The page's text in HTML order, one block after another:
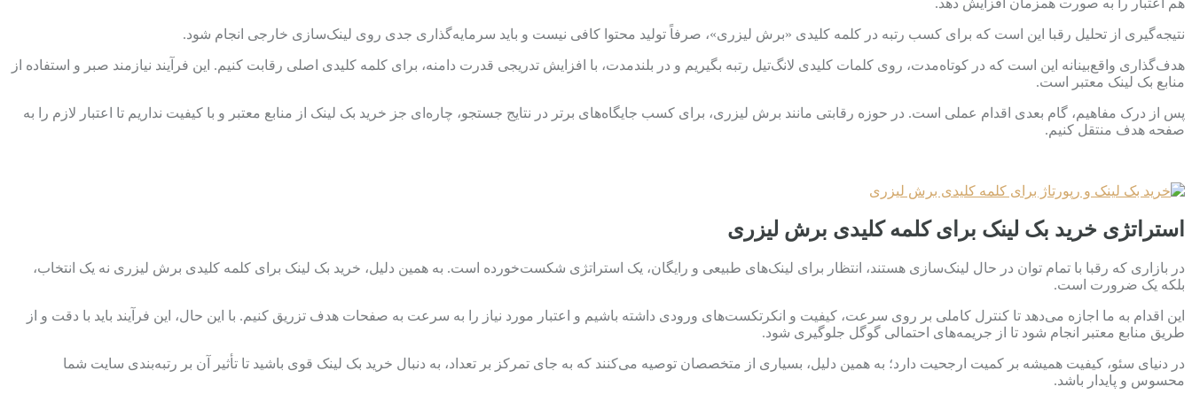
هم اعتبار را به صورت همزمان افزایش دهد.
نتیجه‌گیری از تحلیل رقبا این است که برای کسب رتبه در کلمه کلیدی «برش لیزری»، صرفاً تولید محتوا کافی نیست و باید سرمایه‌گذاری جدی روی لینک‌سازی خارجی انجام شود.
هدف‌گذاری واقع‌بینانه این است که در کوتاه‌مدت، روی کلمات کلیدی لانگ‌تیل رتبه بگیریم و در بلندمدت، با افزایش تدریجی قدرت دامنه، برای کلمه کلیدی اصلی رقابت کنیم. این فرآیند نیازمند صبر و استفاده از
منابع بک لینک معتبر است.
پس از درک مفاهیم، گام بعدی اقدام عملی است. در حوزه رقابتی مانند برش لیزری، برای کسب جایگاه‌های برتر در نتایج جستجو، چاره‌ای جز خرید بک لینک از منابع معتبر و با کیفیت نداریم تا اعتبار لازم را به
صفحه هدف منتقل کنیم.
استراتژی خرید بک لینک برای کلمه کلیدی برش لیزری
در بازاری که رقبا با تمام توان در حال لینک‌سازی هستند، انتظار برای لینک‌های طبیعی و رایگان، یک استراتژی شکست‌خورده است. به همین دلیل، خرید بک لینک برای کلمه کلیدی برش لیزری نه یک انتخاب،
بلکه یک ضرورت است.
این اقدام به ما اجازه می‌دهد تا کنترل کاملی بر روی سرعت، کیفیت و انکرتکست‌های ورودی داشته باشیم و اعتبار مورد نیاز را به سرعت به صفحات هدف تزریق کنیم. با این حال، این فرآیند باید با دقت و از
طریق منابع معتبر انجام شود تا از جریمه‌های احتمالی گوگل جلوگیری شود.
در دنیای سئو، کیفیت همیشه بر کمیت ارجحیت دارد؛ به همین دلیل، بسیاری از متخصصان توصیه می‌کنند که به جای تمرکز بر تعداد، به دنبال خرید بک لینک قوی باشید تا تأثیر آن بر رتبه‌بندی سایت شما
محسوس و پایدار باشد.